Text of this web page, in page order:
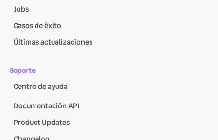
Jobs
Casos de éxito
Últimas actualizaciones
Soporte
Centro de ayuda
Documentación API
Product Updates